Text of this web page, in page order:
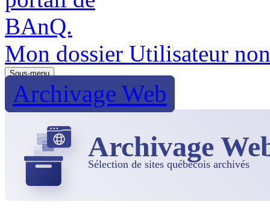
Mon dossier Utilisateur
Sous-menu
Archivage Web
Archivage
Sélection de sites québécois archivés